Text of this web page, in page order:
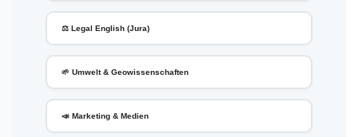
⚖️ Legal English (Jura)
🌱 Umwelt & Geowissenschaften
📣 Marketing & Medien